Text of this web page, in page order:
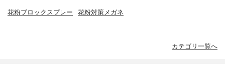
花粉ブロックスプレー 花粉対策メガネ
カテゴリ一覧へ